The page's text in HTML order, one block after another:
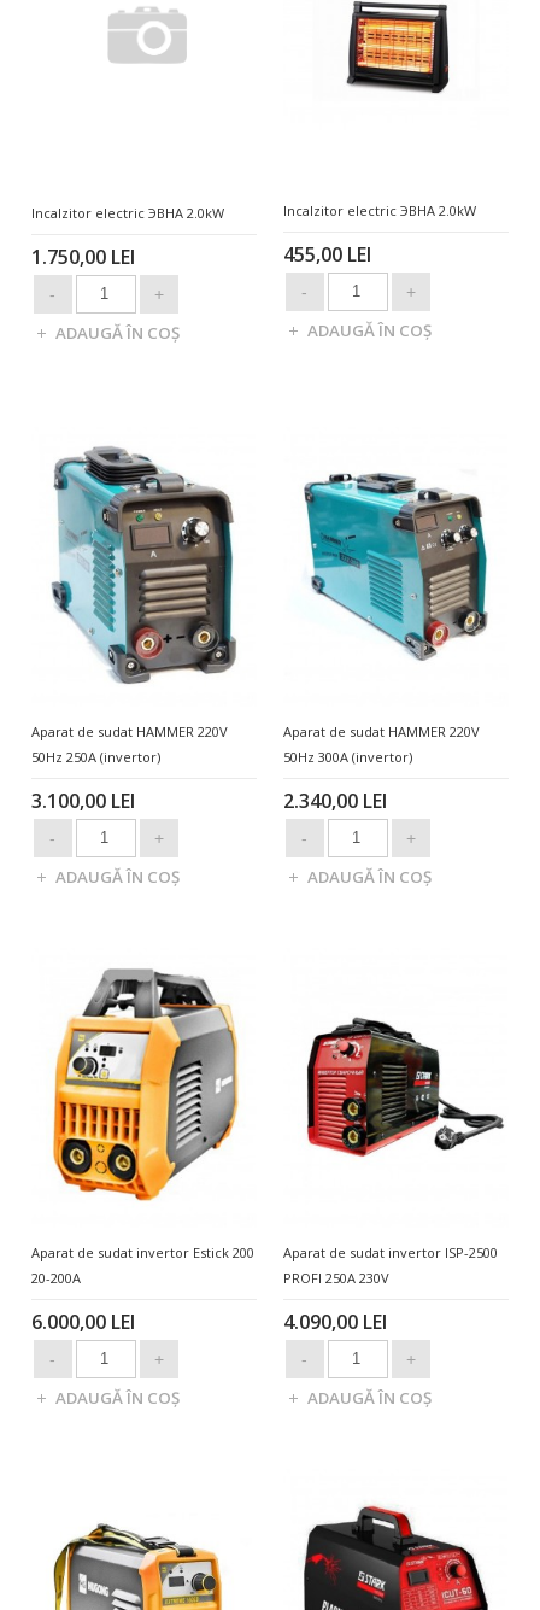
Incalzitor electric ЭВНА 2.0kW
1.750,00 LEI
Incalzitor electric ЭВНА 2.0kW
455,00 LEI
Aparat de sudat HAMMER 220V
50Hz 250A (invertor)
3.100,00 LEI
Aparat de sudat HAMMER 220V
50Hz 300A (invertor)
2.340,00 LEI
Aparat de sudat invertor Estick 200
20-200A
6.000,00 LEI
Aparat de sudat invertor ISP-2500
PROFI 250A 230V
4.090,00 LEI